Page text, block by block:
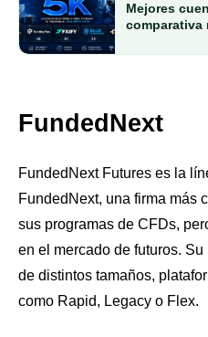
Mejores
comparativa
FundedNext
FundedNext Futures es la
FundedNext, una firma más
sus programas de CFDs,
en el mercado de futuros.
de distintos tamaños,
como Rapid, Legacy o Flex.